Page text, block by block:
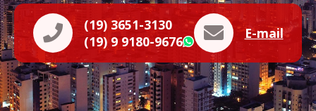
(19) 3651-3130
(19) 9 9180-9676
WhatsApp
E-mail